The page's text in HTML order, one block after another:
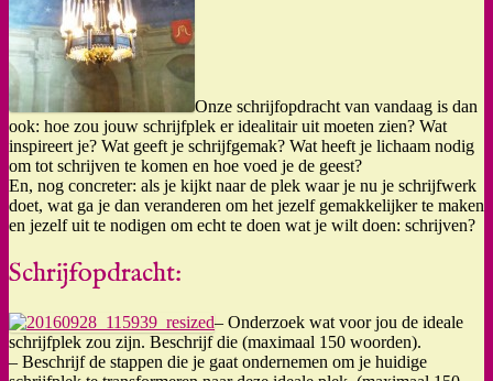
Onze schrijfopdracht van vandaag is dan
ook: hoe zou jouw schrijfplek er idealitair uit moeten zien? Wat
inspireert je? Wat geeft je schrijfgemak? Wat heeft je lichaam nodig
om tot schrijven te komen en hoe voed je de geest?
En, nog concreter: als je kijkt naar de plek waar je nu je schrijfwerk
doet, wat ga je dan veranderen om het jezelf gemakkelijker te maken
en jezelf uit te nodigen om echt te doen wat je wilt doen: schrijven?
Schrijfopdracht:
– Onderzoek wat voor jou de ideale
schrijfplek zou zijn. Beschrijf die (maximaal 150 woorden).
– Beschrijf de stappen die je gaat ondernemen om je huidige